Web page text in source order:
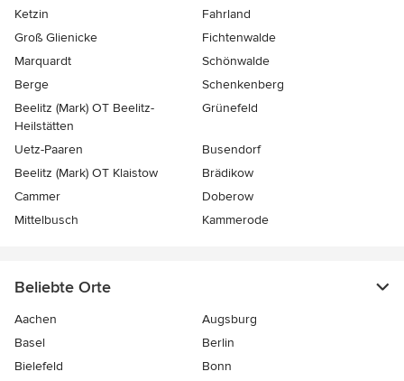
Ketzin
Fahrland
Groß Glienicke
Fichtenwalde
Marquardt
Schönwalde
Berge
Schenkenberg
Beelitz (Mark) OT Beelitz-
Heilstätten
Grünefeld
Uetz-Paaren
Busendorf
Beelitz (Mark) OT Klaistow
Brädikow
Cammer
Doberow
Mittelbusch
Kammerode
Beliebte Orte
Aachen
Augsburg
Basel
Berlin
Bielefeld
Bonn